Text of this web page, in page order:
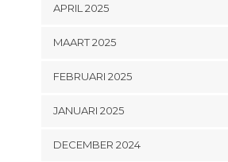
APRIL 2025
MAART 2025
FEBRUARI 2025
JANUARI 2025
DECEMBER 2024